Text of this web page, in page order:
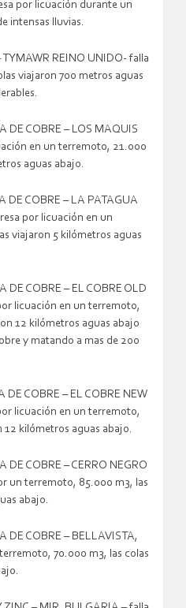
por licuación durante un
intensas lluvias.
REINO UNIDO- falla
viajaron 700 metros aguas
DE COBRE – LOS MAQUIS
en un terremoto, 21.000
aguas abajo.
DE COBRE – LA PATAGUA
por licuación en un
viajaron 5 kilómetros aguas
COBRE – EL COBRE OLD
licuación en un terremoto,
12 kilómetros aguas abajo
y matando a mas de 200
COBRE – EL COBRE NEW
licuación en un terremoto,
12 kilómetros aguas abajo.
COBRE – CERRO NEGRO
un terremoto, 85.000 m3, las
abajo.
DE COBRE – BELLAVISTA,
70.000 m3, las colas